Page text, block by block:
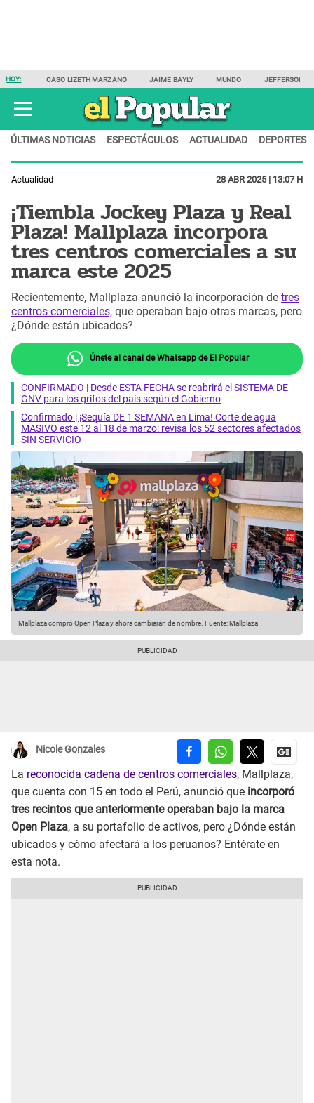
HOY: CASO LIZETH MARZANO JAIME BAYLY MUNDO JEFFERSON
ÚLTIMAS NOTICIAS ESPECTÁCULOS ACTUALIDAD DEPORTES
Actualidad 28 ABR 2025 | 13:07 H
¡Tiembla Jockey Plaza y Real
Plaza! Mallplaza incorpora
tres centros comerciales a su
marca este 2025
Recientemente, Mallplaza anunció la incorporación de tres
centros comerciales, que operaban bajo otras marcas, pero
¿Dónde están ubicados?
Únete al canal de Whatsapp de El Popular
CONFIRMADO | Desde ESTA FECHA se reabrirá el SISTEMA DE
GNV para los grifos del país según el Gobierno
Confirmado | ¡Sequía DE 1 SEMANA en Lima! Corte de agua
MASIVO este 12 al 18 de marzo: revisa los 52 sectores afectados
SIN SERVICIO
Mallplaza compró Open Plaza y ahora cambiarán de nombre. Fuente: Mallplaza
Nicole Gonzales
La reconocida cadena de centros comerciales, Mallplaza,
que cuenta con 15 en todo el Perú, anunció que incorporó
tres recintos que anteriormente operaban bajo la marca
Open Plaza, a su portafolio de activos, pero ¿Dónde están
ubicados y cómo afectará a los peruanos? Entérate en
esta nota.